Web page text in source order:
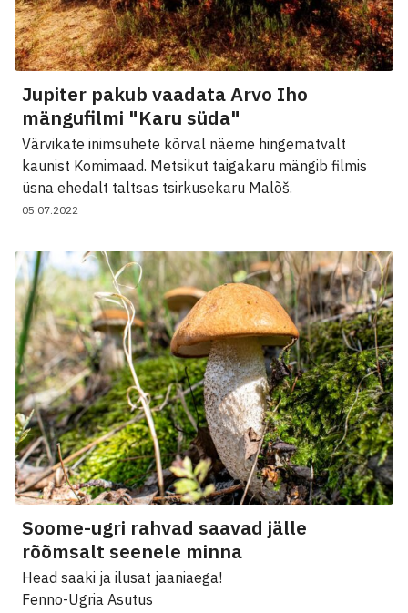
Jupiter pakub vaadata Arvo Iho
mängufilmi "Karu süda"
Värvikate inimsuhete kõrval näeme hingematvalt
kaunist Komimaad. Metsikut taigakaru mängib filmis
üsna ehedalt taltsas tsirkusekaru Malõš.
05.07.2022
Soome-ugri rahvad saavad jälle
rõõmsalt seenele minna
Head saaki ja ilusat jaaniaega!
Fenno-Ugria Asutus